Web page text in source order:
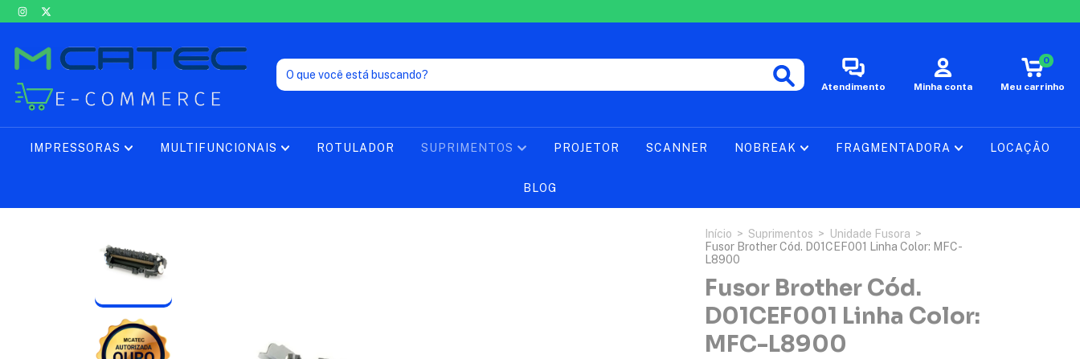
Atendimento Minha conta Meu carrinho
0
IMPRESSORAS MULTIFUNCIONAIS ROTULADOR SUPRIMENTOS PROJETOR SCANNER NOBREAK FRAGMENTADORA LOCAÇÃO
BLOG
Início > Suprimentos > Unidade Fusora >
Fusor Brother Cód. D01CEF001 Linha Color: MFC-
L8900
Fusor Brother Cód.
D01CEF001 Linha Color:
MFC-L8900